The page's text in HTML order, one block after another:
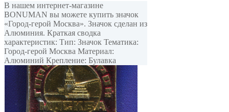
В нашем интернет-магазине
BONUMAN вы можете купить значок
«Город-герой Москва». Значок сделан из
Алюминия. Краткая сводка
характеристик: Тип: Значок Тематика:
Город-герой Москва Материал:
Алюминий Крепление: Булавка